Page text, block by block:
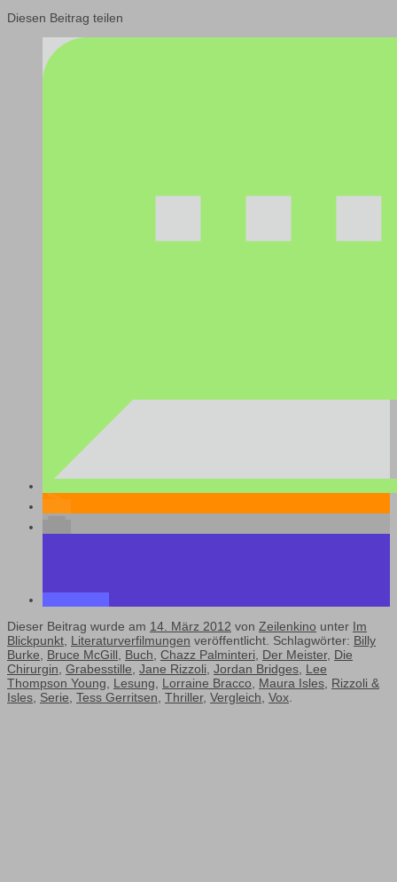
Diesen Beitrag teilen
Dieser Beitrag wurde am 14. März 2012 von Zeilenkino unter Im
Blickpunkt, Literaturverfilmungen veröffentlicht. Schlagwörter: Billy
Burke, Bruce McGill, Buch, Chazz Palminteri, Der Meister, Die
Chirurgin, Grabesstille, Jane Rizzoli, Jordan Bridges, Lee
Thompson Young, Lesung, Lorraine Bracco, Maura Isles, Rizzoli &
Isles, Serie, Tess Gerritsen, Thriller, Vergleich, Vox.